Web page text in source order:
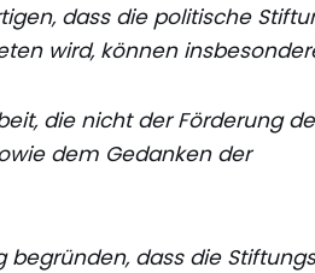
dass die politische
wird, können
die nicht der Förderung
dem Gedanken der
dass die